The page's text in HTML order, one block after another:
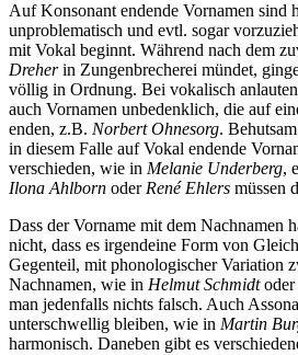
Auf Konsonant endende Vornamen sind
unproblematisch und evtl. sogar
mit Vokal beginnt. Während nach dem
Dreherin Zungenbrecherei mündet,
völlig in Ordnung. Bei vokalisch
auch Vornamen unbedenklich, die auf
enden, z.B. Norbert Ohnesorg.
in diesem Falle auf Vokal endende
verschieden, wie in Melanie Underberg,
Ilona Ahlborn oder René Ehlers müssen
Dass der Vorname mit dem Nachnamen
nicht, dass es irgendeine Form von
Gegenteil, mit phonologischer Variation
Nachnamen, wie in Helmut Schmidtoder
man jedenfalls nichts falsch. Auch
unterschwellig bleiben, wie in Martin Bur
harmonisch. Daneben gibt es